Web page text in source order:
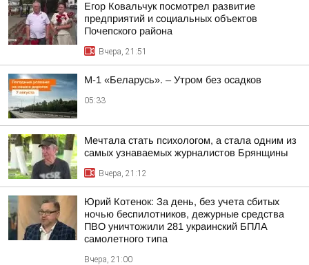
Егор Ковальчук посмотрел развитие
предприятий и социальных объектов
Почепского района
Вчера, 21:51
М-1 «Беларусь». – Утром без осадков
05:33
Мечтала стать психологом, а стала одним из
самых узнаваемых журналистов Брянщины
Вчера, 21:12
Юрий Котенок: За день, без учета сбитых
ночью беспилотников, дежурные средства
ПВО уничтожили 281 украинский БПЛА
самолетного типа
Вчера, 21:00